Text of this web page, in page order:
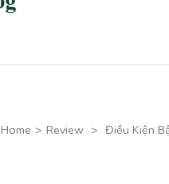
Home > Review > Điều Kiện